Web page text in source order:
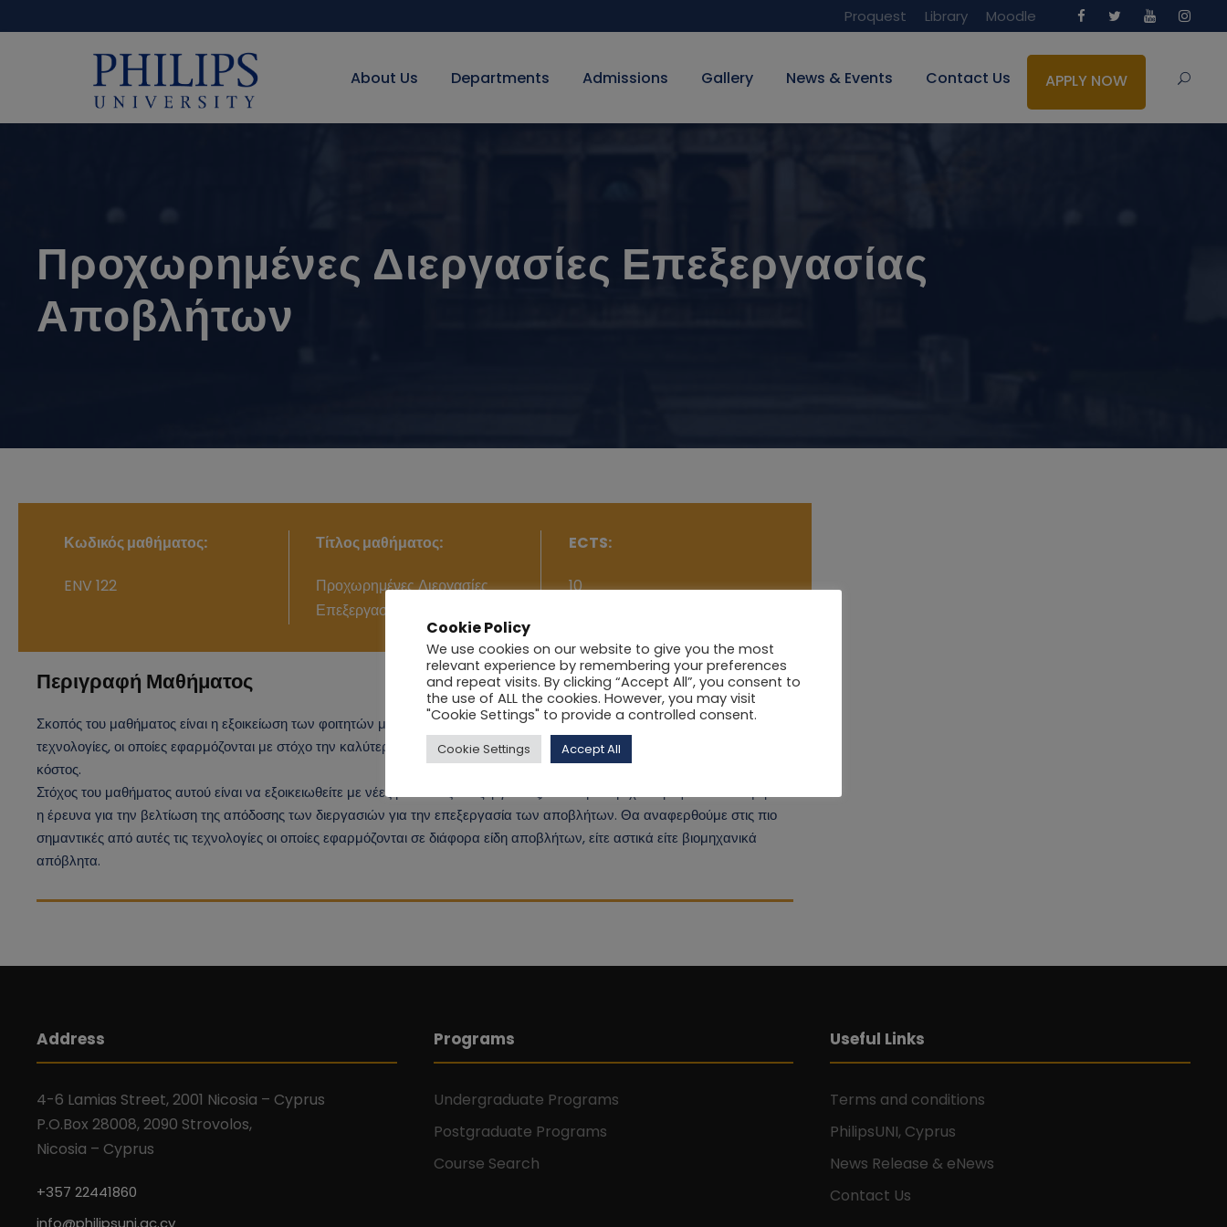
Proquest Library Moodle
About Us Departments Admissions Gallery News & Events Contact Us APPLY NOW
Προχωρημένες Διεργασίες Επεξεργασίας
Αποβλήτων
Κωδικός μαθήματος:
ENV 122
Τίτλος μαθήματος:
Προχωρημένες Διεργασίες
Επεξεργασίας Αποβλήτων
ECTS:
10
Περιγραφή Μαθήματος
Σκοπός του μαθήματος είναι η εξοικείωση των φοιτητών με νέες, εναλλακτικές και πιο φιλικές προς το περιβάλλον
τεχνολογίες, οι οποίες εφαρμόζονται με στόχο την καλύτερη δυνατή επεξεργασία των αποβλήτων με το μικρότερο δυνατό
κόστος.
Στόχος του μαθήματος αυτού είναι να εξοικειωθείτε με νέες μεθόδους επεξεργασίας, πού δηλαδή έχει στρέψει το ενδιαφέρον
η έρευνα για την βελτίωση της απόδοσης των διεργασιών για την επεξεργασία των αποβλήτων. Θα αναφερθούμε στις πιο
σημαντικές από αυτές τις τεχνολογίες οι οποίες εφαρμόζονται σε διάφορα είδη αποβλήτων, είτε αστικά είτε βιομηχανικά
απόβλητα.
Address
4-6 Lamias Street, 2001 Nicosia – Cyprus
P.O.Box 28008, 2090 Strovolos,
Nicosia – Cyprus
+357 22441860
info@philipsuni.ac.cy
Programs
Undergraduate Programs
Postgraduate Programs
Course Search
Useful Links
Terms and conditions
PhilipsUNI, Cyprus
News Release & eNews
Contact Us
Cookie Policy
We use cookies on our website to give you the most
relevant experience by remembering your preferences
and repeat visits. By clicking “Accept All”, you consent to
the use of ALL the cookies. However, you may visit
"Cookie Settings" to provide a controlled consent.
Cookie Settings Accept All